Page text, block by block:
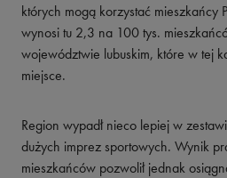
których mogą korzystać mieszkańcy
wynosi tu 2,3 na 100 tys.
województwie lubuskim, które w tej
miejsce.
Region wypadł nieco lepiej w
dużych imprez sportowych. Wynik
mieszkańców pozwolił jednak